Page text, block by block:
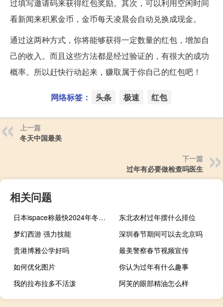
过填写邀请码来获得红包奖励。其次，可以利用空闲时间
看新闻来积累金币，金币每天凌晨会自动兑换成现金。
通过这两种方式，你将能够获得一定数量的红包，增加自
己的收入。而且这些方法都是经过验证的，有很大的成功
概率。所以赶快行动起来，赚取属于你自己的红包吧！
网络标签： 头条 极速 红包
上一篇
冬天中国最美
下一篇
过年有必要做检查吗医生
相关问题
日本ispace称最快2024年冬季再次发射登月舱
东北农村过年摆什么排位
梦幻西游 强力技能
深圳春节期间可以去北京吗
贵港博雅公学好吗
最美警察春节视频宣传
如何优化图片
你认为过年有什么趣事
我的拉布拉多不活泼
阿芙的眼部精油怎么样